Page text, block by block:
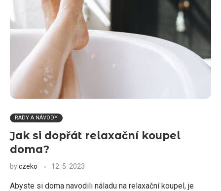
RADY A NÁVODY
Jak si dopřát relaxační koupel
doma?
byczeko 12. 5. 2023
Abyste si doma navodili náladu na relaxační koupel, je